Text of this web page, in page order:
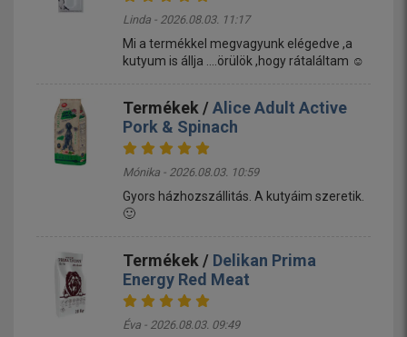
Linda - 2026.08.03. 11:17
Mi a termékkel megvagyunk elégedve ,a
kutyum is állja ....örülök ,hogy rátaláltam ☺️
Termékek /Alice Adult Active
Pork & Spinach
Mónika - 2026.08.03. 10:59
Gyors házhozszállitás. A kutyáim szeretik.
🙂
Termékek / Delikan Prima
Energy Red Meat
Éva - 2026.08.03. 09:49